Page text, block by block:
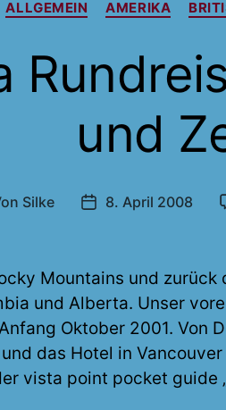
ALLGEMEIN AMERIKA
und
Silke 8. April 2008
Mountains und
und Alberta. Unser
Oktober 2001. Von
das Hotel in
vista point pocket guide